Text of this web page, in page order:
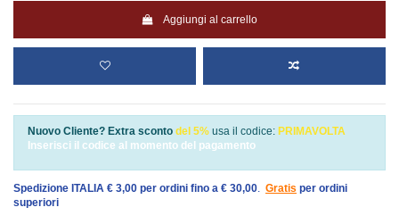
Aggiungi al carrello
Nuovo Cliente? Extra sconto del 5% usa il codice: PRIMAVOLTA
Inserisci il codice al momento del pagamento
Spedizione ITALIA € 3,00 per ordini fino a € 30,00. Gratis per ordini
superiori